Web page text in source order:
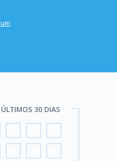
30 DIAS